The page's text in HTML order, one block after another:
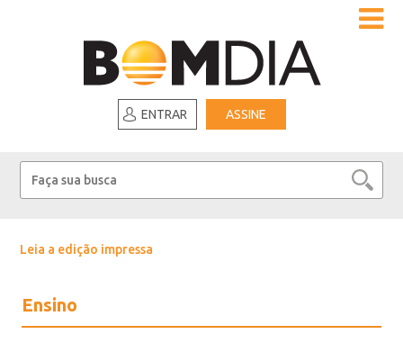
ENTRAR ASSINE
Leia a edição impressa
Ensino